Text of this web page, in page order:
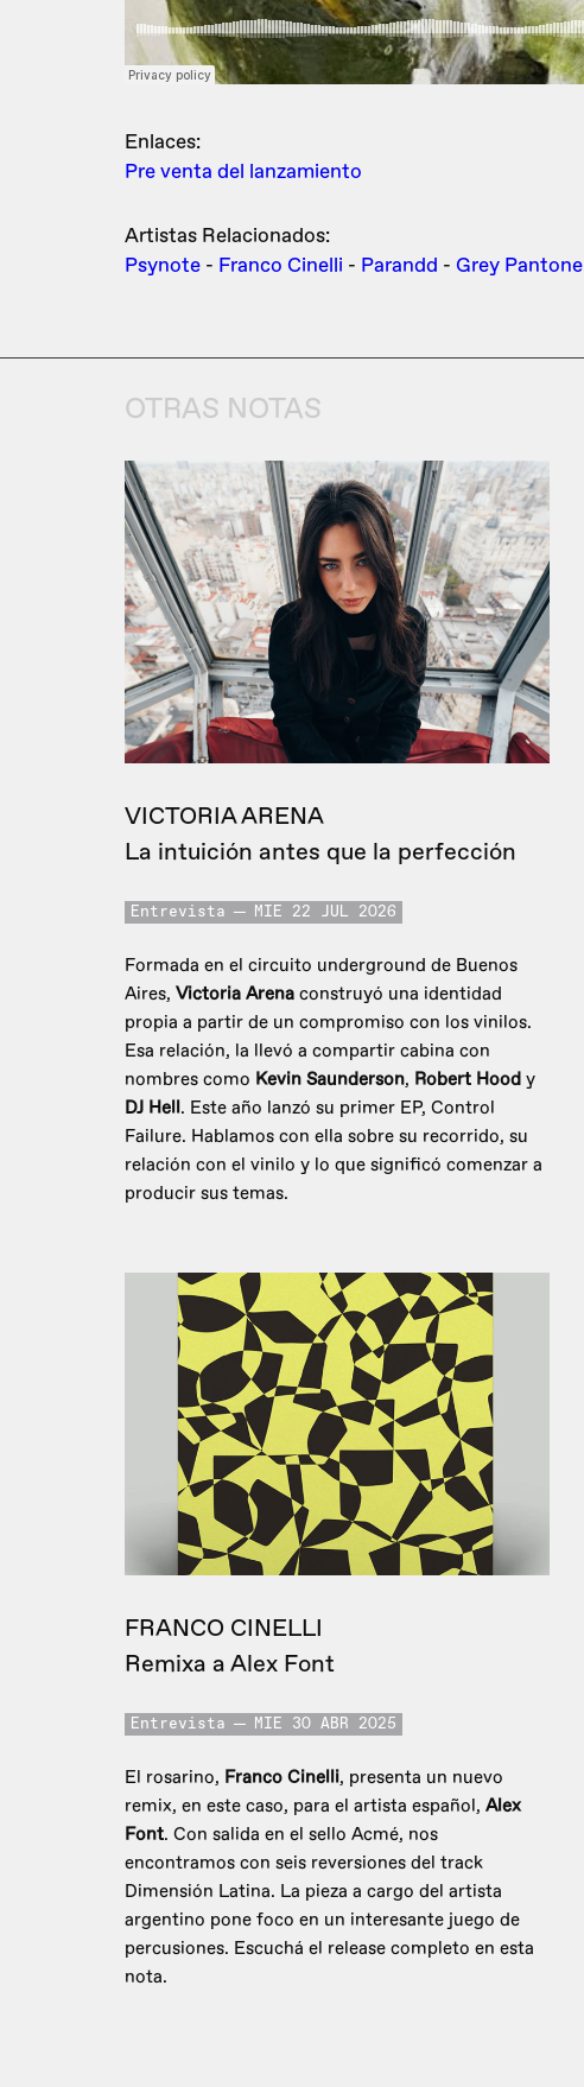
Enlaces:
Pre venta del lanzamiento
Artistas Relacionados:
Psynote - Franco Cinelli - Parandd - Grey Pantone
OTRAS NOTAS
VICTORIA ARENA
La intuición antes que la perfección
Entrevista MIE 22 JUL 2026
Formada en el circuito underground de Buenos
Aires, Victoria Arena construyó una identidad
propia a partir de un compromiso con los vinilos.
Esa relación, la llevó a compartir cabina con
nombres como Kevin Saunderson, Robert Hood y
DJ Hell. Este año lanzó su primer EP, Control
Failure. Hablamos con ella sobre su recorrido, su
relación con el vinilo y lo que significó comenzar a
producir sus temas.
FRANCO CINELLI
Remixa a Alex Font
Entrevista MIE 30 ABR 2025
El rosarino, Franco Cinelli, presenta un nuevo
remix, en este caso, para el artista español, Alex
Font. Con salida en el sello Acmé, nos
encontramos con seis reversiones del track
Dimensión Latina. La pieza a cargo del artista
argentino pone foco en un interesante juego de
percusiones. Escuchá el release completo en esta
nota.